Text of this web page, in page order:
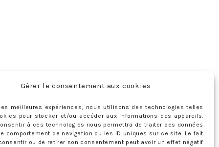
Gérer le consentement aux cookies
meilleures expériences, nous utilisons des technologies telles
pour stocker et/ou accéder aux informations des appareils.
à ces technologies nous permettra de traiter des données
comportement de navigation ou les ID uniques sur ce site. Le fait
ou de retirer son consentement peut avoir un effet négatif